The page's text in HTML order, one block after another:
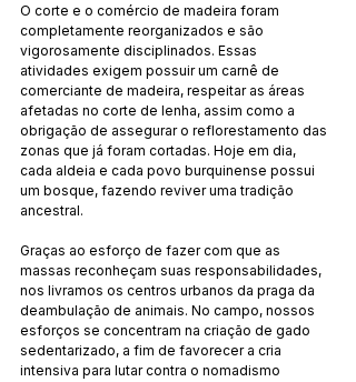
O corte e o comércio de madeira foram
completamente reorganizados e são
vigorosamente disciplinados. Essas
atividades exigem possuir um carnê de
comerciante de madeira, respeitar as áreas
afetadas no corte de lenha, assim como a
obrigação de assegurar o reflorestamento das
zonas que já foram cortadas. Hoje em dia,
cada aldeia e cada povo burquinense possui
um bosque, fazendo reviver uma tradição
ancestral.
Graças ao esforço de fazer com que as
massas reconheçam suas responsabilidades,
nos livramos os centros urbanos da praga da
deambulação de animais. No campo, nossos
esforços se concentram na criação de gado
sedentarizado, a fim de favorecer a cria
intensiva para lutar contra o nomadismo